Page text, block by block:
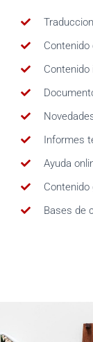
Informes
Ayuda
Bases de